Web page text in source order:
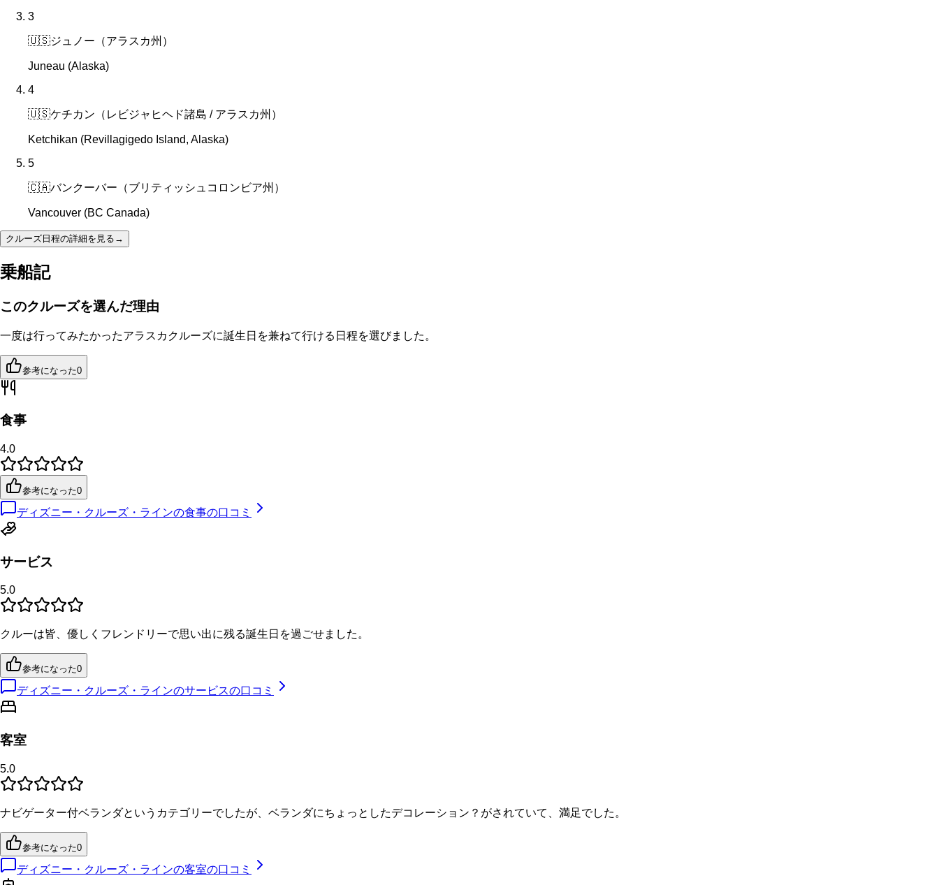
3
🇺🇸ジュノー（アラスカ州）
Juneau (Alaska)
4
🇺🇸ケチカン（レビジャヒヘド諸島 / アラスカ州）
Ketchikan (Revillagigedo Island, Alaska)
5
🇨🇦バンクーバー（ブリティッシュコロンビア州）
Vancouver (BC Canada)
クルーズ日程の詳細を見る →
乗船記
このクルーズを選んだ理由
一度は行ってみたかったアラスカクルーズに誕生日を兼ねて行ける日程を選びました。
参考になった0
食事
4.0
参考になった0
ディズニー・クルーズ・ラインの食事の口コミ
サービス
5.0
クルーは皆、優しくフレンドリーで思い出に残る誕生日を過ごせました。
参考になった0
ディズニー・クルーズ・ラインのサービスの口コミ
客室
5.0
ナビゲーター付ベランダというカテゴリーでしたが、ベランダにちょっとしたデコレーション？がされていて、満足でした。
参考になった0
ディズニー・クルーズ・ラインの客室の口コミ